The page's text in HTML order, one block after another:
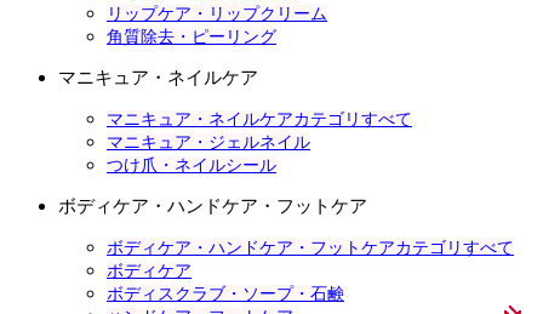
リップケア・リップクリーム
角質除去・ピーリング
マニキュア・ネイルケア
マニキュア・ネイルケアカテゴリすべて
マニキュア・ジェルネイル
つけ爪・ネイルシール
ボディケア・ハンドケア・フットケア
ボディケア・ハンドケア・フットケアカテゴリすべて
ボディケア
ボディスクラブ・ソープ・石鹸